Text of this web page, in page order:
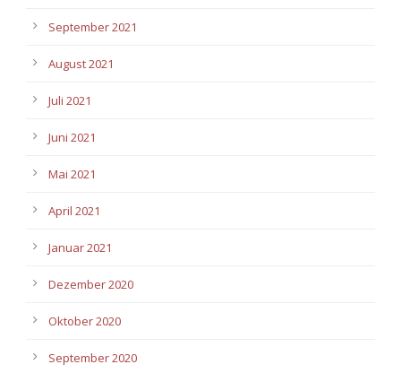
September 2021
August 2021
Juli 2021
Juni 2021
Mai 2021
April 2021
Januar 2021
Dezember 2020
Oktober 2020
September 2020